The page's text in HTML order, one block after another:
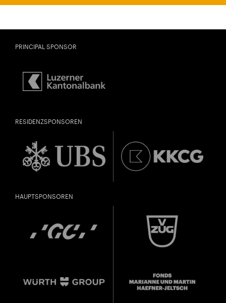
PRINCIPAL SPONSOR
RESIDENZSPONSOREN
HAUPTSPONSOREN